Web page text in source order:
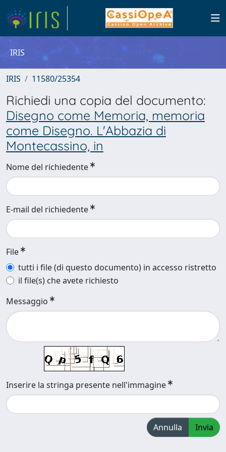
IRIS
IRIS 11580/25354
Richiedi una copia del documento:
Disegno come Memoria, memoria
come Disegno. L'Abbazia di
Montecassino, in
Nome del richiedente
E-mail del richiedente
File
tutti i file (di questo documento) in accesso ristretto
il file(s) che avete richiesto
Messaggio
Inserire la stringa presente nell'immagine
Annulla Invia